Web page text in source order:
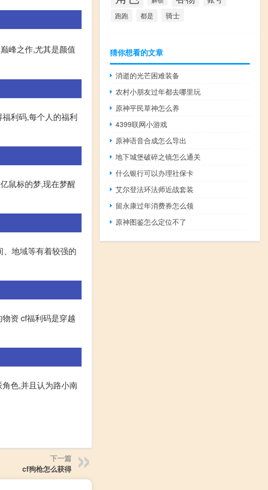
峰之作,尤其是颜值
利码,每个人的福利
鼠标的梦,现在梦醒
地域等有着较强的
资 cf福利码是穿越
色,并且认为路小南
下一篇
cf狗枪怎么获得
跑跑 都是 骑士
猜你想看的文章
消逝的光芒困难装备
农村小朋友过年都去哪里玩
原神平民草神怎么养
4399联网小游戏
原神语音合成怎么导出
地下城堡破碎之镜怎么通关
什么银行可以办理社保卡
艾尔登法环法师近战套装
留永康过年消费券怎么领
原神图鉴怎么定位不了